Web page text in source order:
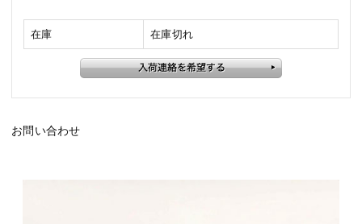
在庫 在庫切れ
お問い合わせ